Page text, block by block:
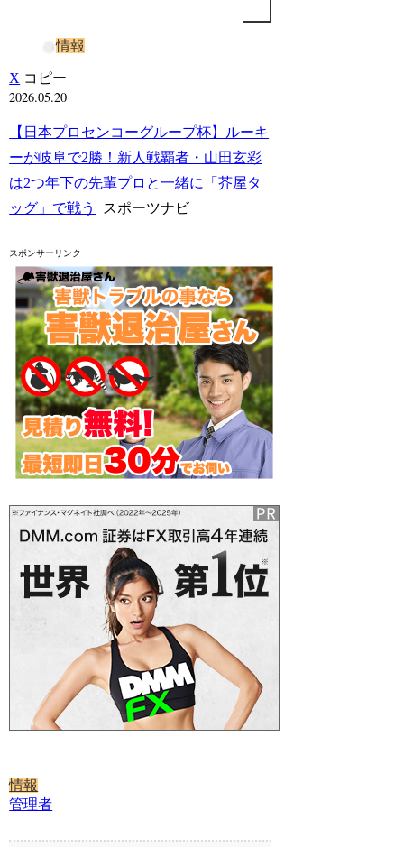
情報
X コピー
2026.05.20
【日本プロセンコーグループ杯】ルーキ
ーが岐阜で2勝！新人戦覇者・山田玄彩
は2つ年下の先輩プロと一緒に「芥屋タ
ッグ」で戦う
スポーツナビ
スポンサーリンク
情報
管理者